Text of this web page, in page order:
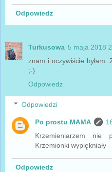
Odpowiedz
Turkusowa 5 maja 2018
znam i oczywiście byłam.
;-)
Odpowiedz
Odpowiedzi
Po prostu MAMA
Krzemieniarzem
Krzemionki wypiękniały
Odpowiedz